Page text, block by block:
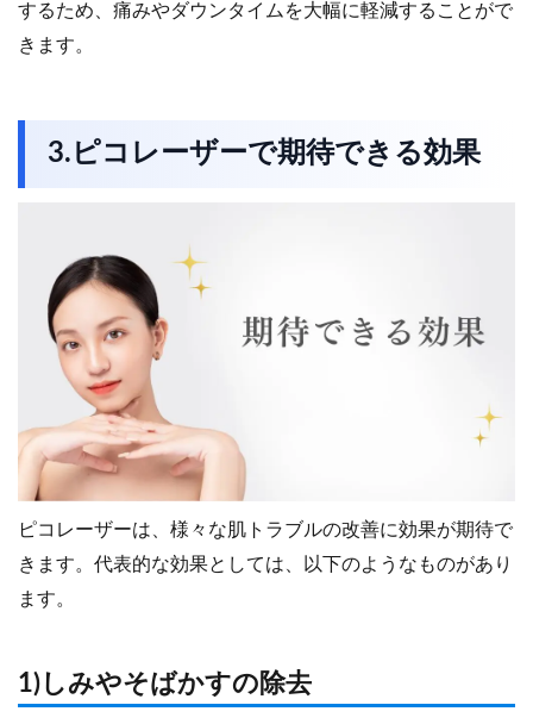
するため、痛みやダウンタイムを大幅に軽減することがで
きます。
3.ピコレーザーで期待できる効果
ピコレーザーは、様々な肌トラブルの改善に効果が期待で
きます。代表的な効果としては、以下のようなものがあり
ます。
1)しみやそばかすの除去